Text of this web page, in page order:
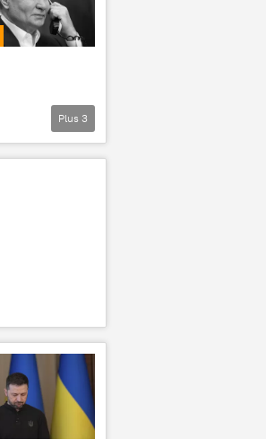
Plus 3